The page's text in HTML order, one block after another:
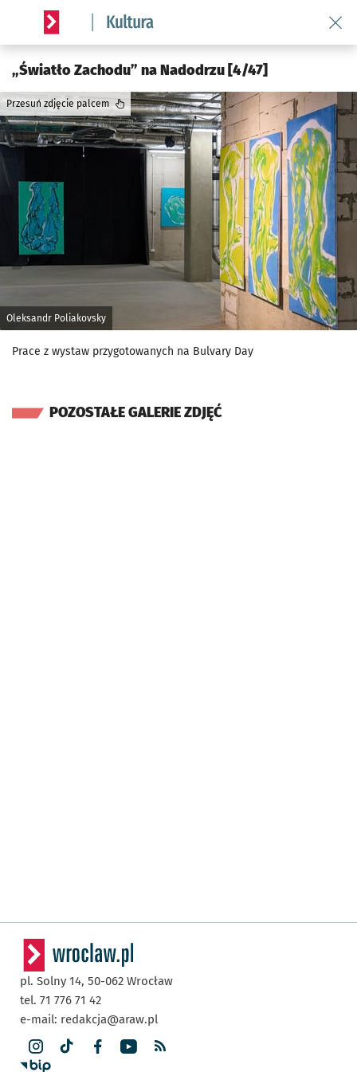
Serwis informacyjny wroclaw.pl podserwis: Kultura
„Światło Zachodu” na Nadodrzu [4/47]
Oleksandr Poliakovsky
Przesuń zdjęcie palcem
Prace z wystaw przygotowanych na Bulvary Day
POZOSTAŁE GALERIE ZDJĘĆ
pl. Solny 14, 50-062 Wrocław
tel. 71 776 71 42
e-mail: redakcja@araw.pl